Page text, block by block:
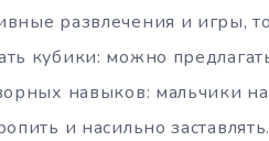
развлечения и игры,
кубики: можно
навыков: мальчики
и насильно заставлять.